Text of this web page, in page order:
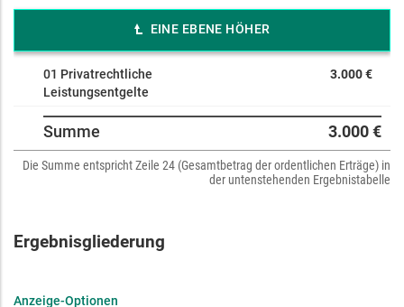
EINE EBENE HÖHER
01 Privatrechtliche
Leistungsentgelte
3.000 €
Summe 3.000 €
Die Summe entspricht Zeile 24 (Gesamtbetrag der ordentlichen Erträge) in
der untenstehenden Ergebnistabelle
Ergebnisgliederung
Anzeige-Optionen